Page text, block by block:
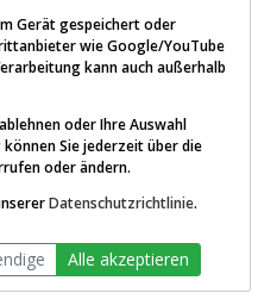
Plattform von
Gerät gespeichert oder
wie Google/YouTube
kann auch außerhalb
oder Ihre Auswahl
Sie jederzeit über die
oder ändern.
Datenschutzrichtlinie.
Alle akzeptieren